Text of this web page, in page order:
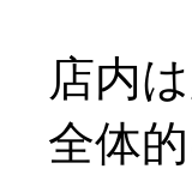
店内
全体